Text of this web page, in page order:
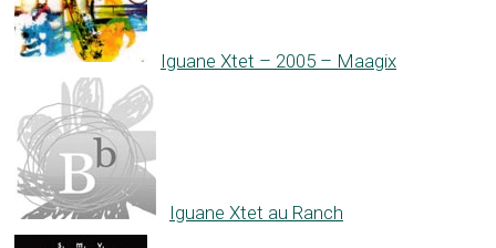
Iguane Xtet – 2005 – Maagix
Iguane Xtet au Ranch